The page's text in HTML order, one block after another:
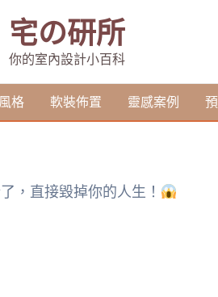
宅の研所
你的室內設計小百科
格 軟裝佈置 靈感案例
，直接毀掉你的人生！